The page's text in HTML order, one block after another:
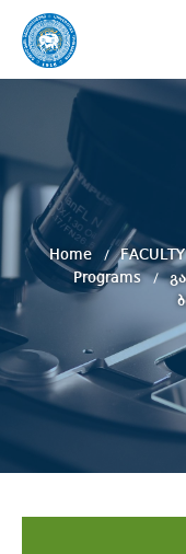
Home
Programs